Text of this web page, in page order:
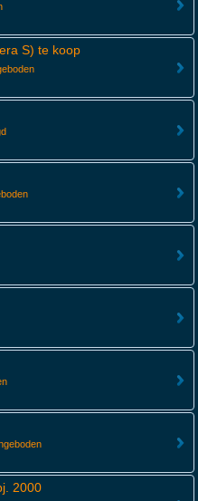
S) te koop
2000